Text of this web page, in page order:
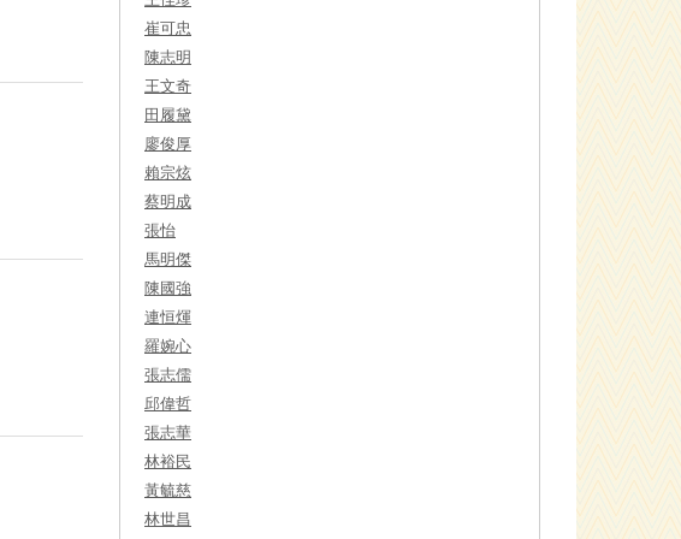
崔可忠
陳志明
王文奇
田履黛
廖俊厚
賴宗炫
蔡明成
張怡
馬明傑
陳國強
連恒煇
羅婉心
張志儒
邱偉哲
張志華
林裕民
黃毓慈
林世昌